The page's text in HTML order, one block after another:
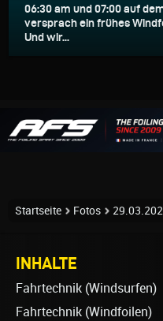
06:30 am und 07:00 auf
versprach ein frühes
Und wir...
Startseite Fotos
INHALTE
Fahrtechnik (Windsurfen)
Fahrtechnik (Windfoilen)